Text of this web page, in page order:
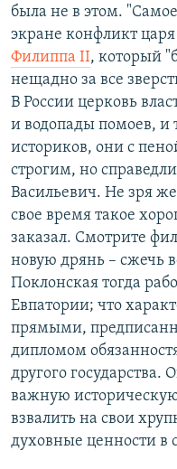
была не в этом.
экране конфликт
Филиппа II, который
нещадно за все
В России церковь
и водопады помоев,
историков, они с
строгим, но
Васильевич. Не зря
свое время такое
заказал. Смотрите
новую дрянь – сжечь
Поклонская тогда
Евпатории; что
прямыми,
дипломом
другого
важную
взвалить на свои
духовные ценности в